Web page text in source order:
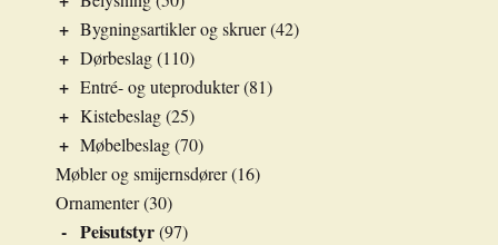
+ Bygningsartikler og skruer(42)
+ Dørbeslag(110)
+ Entré- og uteprodukter(81)
+ Kistebeslag(25)
+ Møbelbeslag(70)
Møbler og smijernsdører (16)
Ornamenter (30)
- Peisutstyr(97)